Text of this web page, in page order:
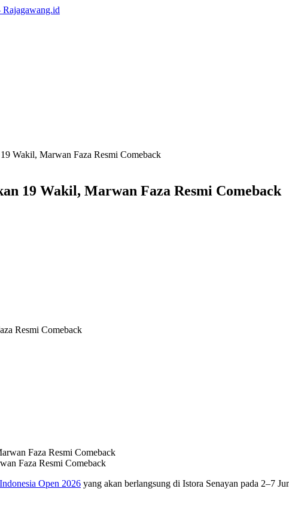
Wakil, Marwan Faza Resmi Comeback
19 Wakil, Marwan Faza Resmi Comeback
Resmi Comeback
Faza Resmi Comeback
Indonesia Open 2026 yang akan berlangsung di Istora Senayan pada 2–7